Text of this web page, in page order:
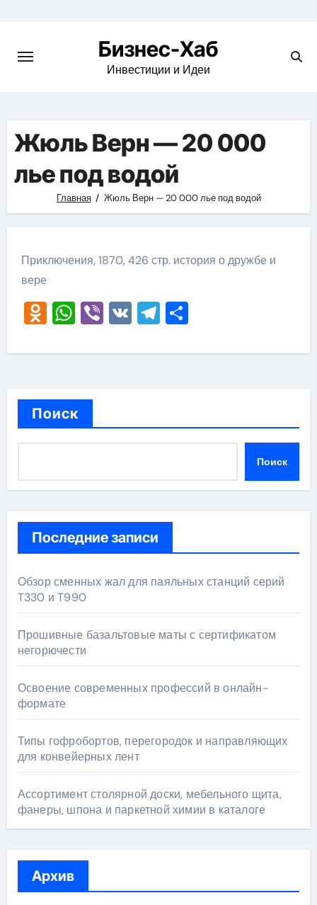
content
Бизнес-Хаб
Инвестиции и Идеи
Жюль Верн — 20 000
лье под водой
Главная Жюль Верн — 20 000 лье под водой
Приключения, 1870, 426 стр. история о дружбе и
вере
Odnoklassniki
WhatsApp
Viber
VKTelegram
Отправить
Поиск
Поиск
Последние записи
Обзор сменных жал для паяльных станций серий
T330 и T990
Прошивные базальтовые маты с сертификатом
негорючести
Освоение современных профессий в онлайн-
формате
Типы гофробортов, перегородок и направляющих
для конвейерных лент
Ассортимент столярной доски, мебельного щита,
фанеры, шпона и паркетной химии в каталоге
Архив